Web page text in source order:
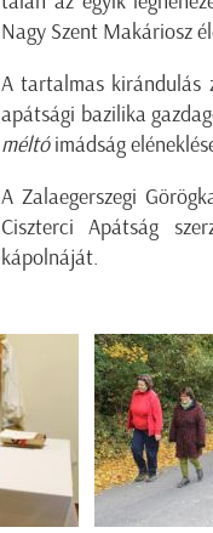
Nagy Szent Makáriosz
A tartalmas kirándulás
apátsági bazilika
méltóimádság
A Zalaegerszegi
Ciszterci Apátság
kápolnáját.